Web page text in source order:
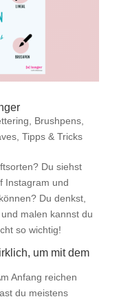
Brushpens,
, Tipps & Tricks
Du siehst
Instagram und
Du denkst,
malen kannst du
so wichtig!
um mit dem
Anfang reichen
du meistens